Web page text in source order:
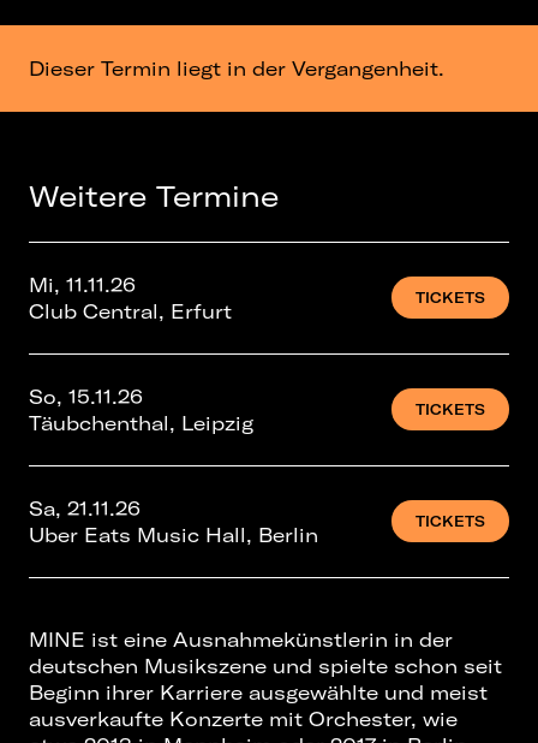
Dieser Termin liegt in der Vergangenheit.
Weitere Termine
Mi, 11.11.26
Club Central, Erfurt
TICKETS
So, 15.11.26
Täubchenthal, Leipzig
TICKETS
Sa, 21.11.26
Uber Eats Music Hall, Berlin
TICKETS
MINE ist eine Ausnahmekünstlerin in der
deutschen Musikszene und spielte schon seit
Beginn ihrer Karriere ausgewählte und meist
ausverkaufte Konzerte mit Orchester, wie